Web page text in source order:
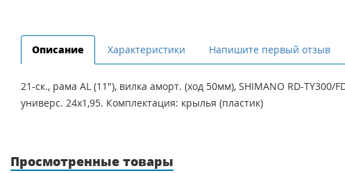
Описание Характеристики Напишите первый отзыв
21-ск., рама AL (11"), вилка аморт. (ход 50мм), SHIMANO RD-
универс. 24х1,95. Комплектация: крылья (пластик)
Просмотренные товары